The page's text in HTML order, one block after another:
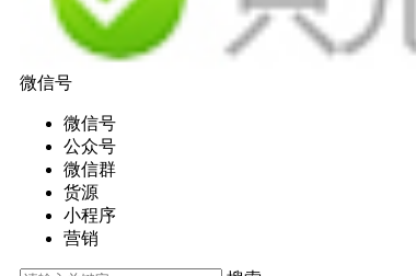
微信号
微信号
公众号
微信群
货源
小程序
营销